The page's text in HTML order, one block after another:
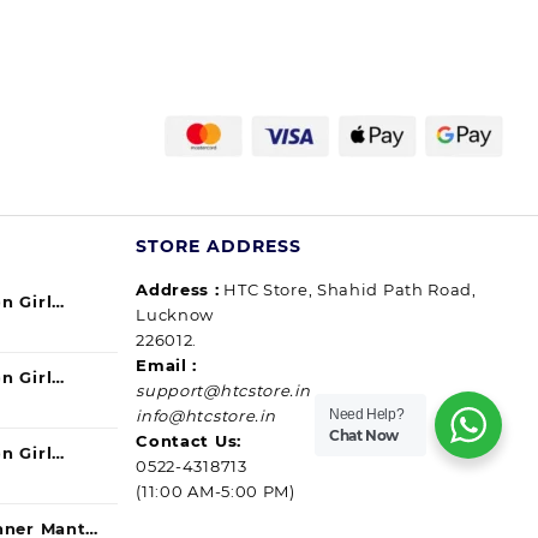
Girl
140ml
Girl
ml (pack
Girl
140ml
Mantra
STORE ADDRESS
Address : HTC Store, Shahid Path Road,
Lucknow
226012.
Email :
support@htcstore.in
info@htcstore.in
Contact Us:
0522-4318713
(11:00 AM-5:00 PM)
Need Help?
Chat Now